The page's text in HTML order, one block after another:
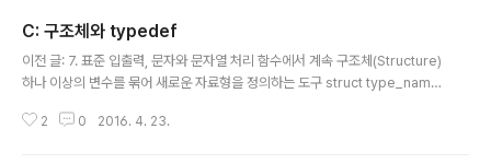
기가 지역변수나 전역변수와 다른 유형의 변수는, malloc 과 free 함수로 힙
영역에 할당하고 소멸할 수 있다. 먼저, stdlib.h를 추가해준다. #include voi
d * malloc(size_t size); ..
C: 구조체와 typedef
이전 글: 7. 표준 입출력, 문자와 문자열 처리 함수에서 계속 구조체(Structure)
하나 이상의 변수를 묶어 새로운 자료형을 정의하는 도구 struct type_name
버를 가져올 때엔 val_name.member_name 으로. struct point { int x; i
2 0 2016. 4. 23.